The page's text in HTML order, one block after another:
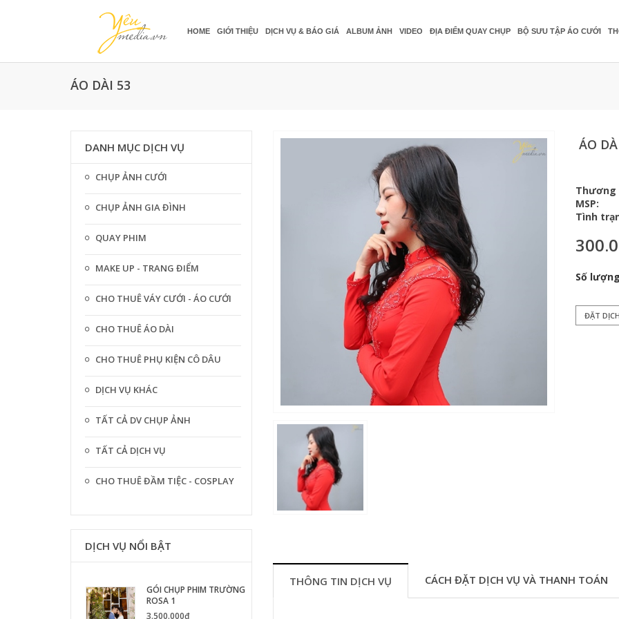
HOME GIỚI THIỆU DỊCH VỤ & BÁO GIÁ ALBUM ẢNH VIDEO ĐỊA ĐIỂM QUAY CHỤP BỘ SƯU TẬP ÁO CƯỚI
ÁO DÀI 53
DANH MỤC DỊCH VỤ
CHỤP ẢNH CƯỚI
CHỤP ẢNH GIA ĐÌNH
QUAY PHIM
MAKE UP - TRANG ĐIỂM
CHO THUÊ VÁY CƯỚI - ÁO CƯỚI
CHO THUÊ ÁO DÀI
CHO THUÊ PHỤ KIỆN CÔ DÂU
DỊCH VỤ KHÁC
TẤT CẢ DV CHỤP ẢNH
TẤT CẢ DỊCH VỤ
CHO THUÊ ĐẦM TIỆC - COSPLAY
DỊCH VỤ NỔI BẬT
GÓI CHỤP PHIM TRƯỜNG
ROSA 1
3.500.000₫
ÁO
Thương
MSP:
Tình
Số
ĐẶT
THÔNG TIN DỊCH VỤ CÁCH ĐẶT DỊCH VỤ VÀ THANH TOÁN